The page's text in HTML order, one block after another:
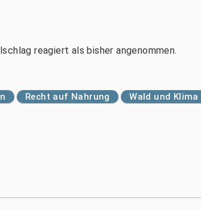
reagiert als bisher angenommen.
Recht auf Nahrung
Wald und Klima